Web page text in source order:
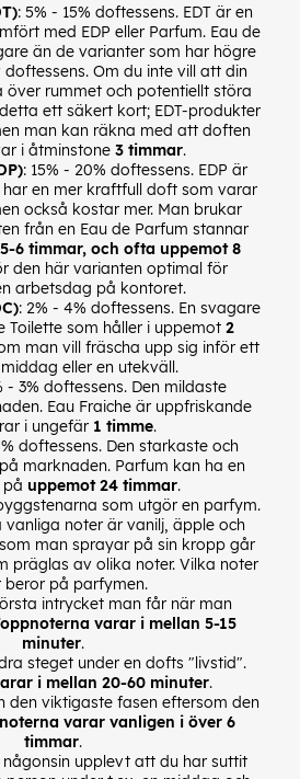
: 5% - 15% doftessens. EDT är en
med EDP eller Parfum. Eau de
än de varianter som har högre
Om du inte vill att din
rummet och potentiellt störa
ett säkert kort; EDT-produkter
man kan räkna med att doften
i åtminstone 3 timmar.
: 15% - 20% doftessens. EDP är
har en mer kraftfull doft som varar
också kostar mer. Man brukar
från en Eau de Parfum stannar
5-6 timmar, och ofta uppemot 8
den här varianten optimal för
arbetsdag på kontoret.
: 2% - 4% doftessens. En svagare
Toilette som håller i uppemot 2
man vill fräscha upp sig inför ett
eller en utekväll.
- 3% doftessens. Den mildaste
Eau Fraiche är uppfriskande
i ungefär 1 timme.
doftessens. Den starkaste och
marknaden. Parfum kan ha en
på uppemot 24 timmar.
som utgör en parfym.
noter är vanilj, äpple och
man sprayar på sin kropp går
präglas av olika noter. Vilka noter
beror på parfymen.
intrycket man får när man
varar i mellan 5-15
minuter.
steget under en dofts "livstid".
i mellan 20-60 minuter.
den viktigaste fasen eftersom den
varar vanligen i över 6
timmar.
någonsin upplevt att du har suttit